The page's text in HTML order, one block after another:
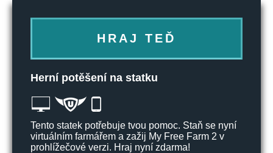
HRAJ TEĎ
Herní potěšení na statku
Tento statek potřebuje tvou pomoc. Staň se nyní
virtuálním farmářem a zažij My Free Farm 2 v
prohlížečové verzi. Hraj nyní zdarma!